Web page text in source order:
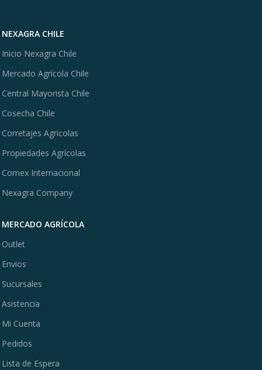
NEXAGRA CHILE
Inicio Nexagra Chile
Mercado Agrícola Chile
Central Mayorista Chile
Cosecha Chile
Corretajes Agricolas
Propiedades Agrícolas
Comex Internacional
Nexagra Company
MERCADO AGRÍCOLA
Outlet
Envios
Sucursales
Asistencia
Mi Cuenta
Pedidos
Lista de Espera